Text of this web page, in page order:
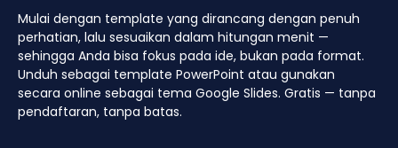
Mulai dengan template yang dirancang dengan penuh
perhatian, lalu sesuaikan dalam hitungan menit —
sehingga Anda bisa fokus pada ide, bukan pada format.
Unduh sebagai template PowerPoint atau gunakan
secara online sebagai tema Google Slides. Gratis — tanpa
pendaftaran, tanpa batas.